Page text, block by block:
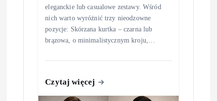
eleganckie lub casualowe zestawy. Wśród
nich warto wyróżnić trzy nieodzowne
pozycje: Skórzana kurtka – czarna lub
brązowa, o minimalistycznym kroju,…
Czytaj więcej